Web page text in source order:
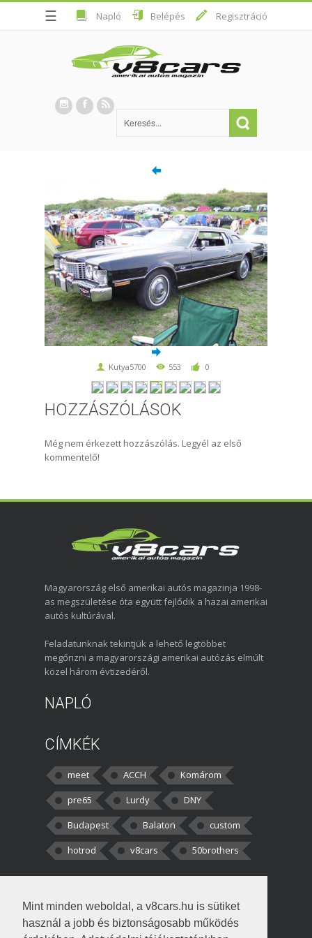
Mint minden weboldal, a v8cars.hu is sütiket
használ a jobb és biztonságosabb működés
☰ Napló Belépés Regisztráció
Kutya5700 553 0
HOZZÁSZÓLÁSOK
Még nem érkezett hozzászólás. Legyél az első
kommentelő!
Magyarország első amerikai autós magazinja 1998-
as megszületése óta együtt fejlődik a hazai amerikai
autós kultúrával.
Feladatunknak tekintjük a lehető legtöbbet
megőrizni a magyarországi amerikai autózás elmúlt
közel három évtizedéről.
NAPLÓ
CÍMKÉK
meet ACCH
Komárom
pre65
Lurdy
DNY
Budapest
Balaton
custom
hotrod
v8cars 50brothers
kortisz:Elszúrtam! Én csak két
darabbaal számoltam. Nem tudtam, hogy fél autót,